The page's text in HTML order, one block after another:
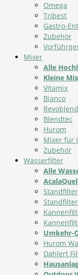
Omega
Tribest
Gastro-
Zubehör
Mixer
Alle
Kleine
Vitamix
Bianco
Revoblend
Blendtec
Hurom
Mixer für
Zubehör
Wasserfilter
Alle
Standfilter
Umkehr-
Hurom
Dahlert